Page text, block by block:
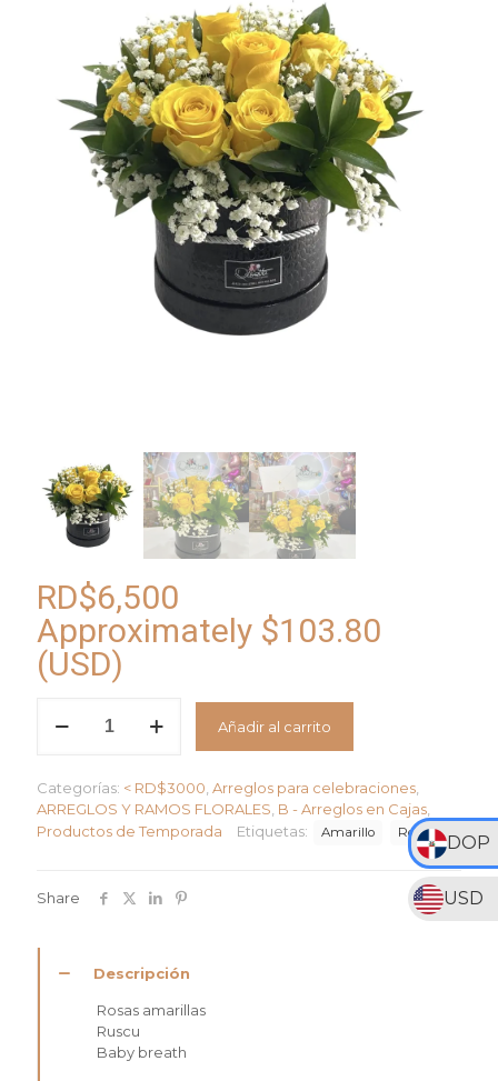
DOP
USD
RD$6,500
Approximately $103.80
(USD)
Añadir al carrito
Categorías: < RD$3000 Arreglos para celebraciones
ARREGLOS Y RAMOS FLORALES B - Arreglos en Cajas
Productos de Temporada
Etiquetas: Amarillo Rosas
Share
Descripción
Rosas amarillas
Ruscu
Baby breath